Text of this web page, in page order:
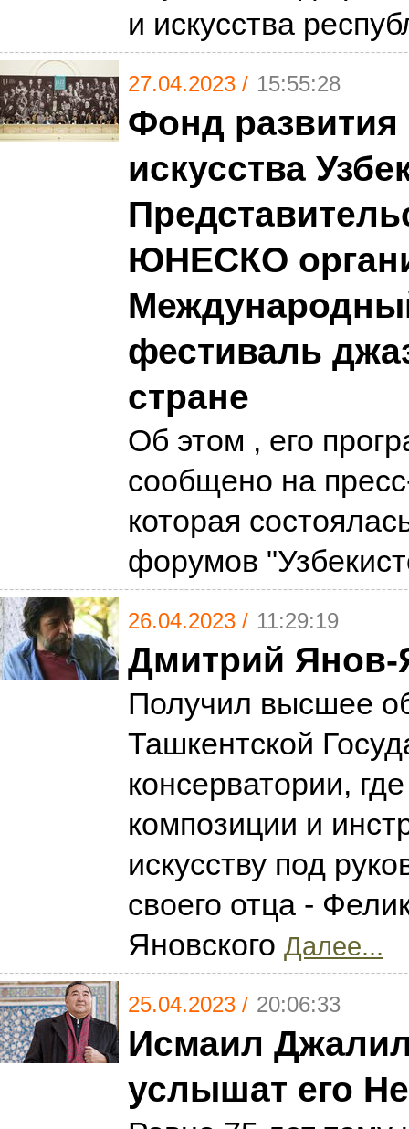
и искусства
27.04.2023 / 15:55:28
Фонд развития
искусства
ЮНЕСКО
фестиваль
стране
Об этом , его
сообщено на
которая
форумов
26.04.2023 / 11:29:19
Дмитрий Янов-
Получил высшее
Ташкентской
консерватории,
композиции и
искусству под
своего отца -
Яновского Далее...
25.04.2023 / 20:06:33
Исмаил
услышат его